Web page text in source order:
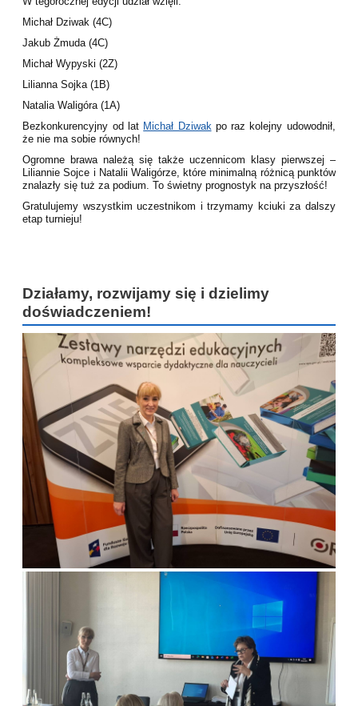
Michał Dziwak (4C)
Jakub Żmuda (4C)
Michał Wypyski (2Z)
Lilianna Sojka (1B)
Natalia Waligóra (1A)
Bezkonkurencyjny od lat Michał Dziwakpo raz kolejny udowodnił,
że nie ma sobie równych!
Ogromne brawa należą się także uczennicom klasy pierwszej –
Liliannie Sojce i Natalii Waligórze, które minimalną różnicą punktów
znalazły się tuż za podium. To świetny prognostyk na przyszłość!
Gratulujemy wszystkim uczestnikom i trzymamy kciuki za dalszy
etap turnieju!
Działamy, rozwijamy się i dzielimy
doświadczeniem!